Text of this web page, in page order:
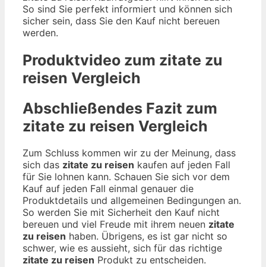
So sind Sie perfekt informiert und können sich
sicher sein, dass Sie den Kauf nicht bereuen
werden.
Produktvideo zum zitate zu
reisen Vergleich
Abschließendes Fazit zum
zitate zu reisen Vergleich
Zum Schluss kommen wir zu der Meinung, dass
sich das zitate zu reisen kaufen auf jeden Fall
für Sie lohnen kann. Schauen Sie sich vor dem
Kauf auf jeden Fall einmal genauer die
Produktdetails und allgemeinen Bedingungen an.
So werden Sie mit Sicherheit den Kauf nicht
bereuen und viel Freude mit ihrem neuen zitate
zu reisen haben. Übrigens, es ist gar nicht so
schwer, wie es aussieht, sich für das richtige
zitate zu reisen Produkt zu entscheiden.